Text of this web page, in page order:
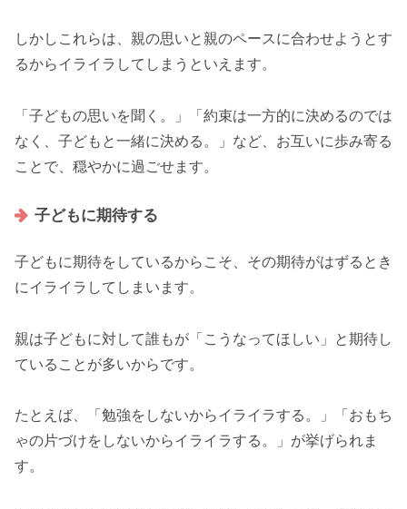
しかしこれらは、親の思いと親のペースに合わせようとす
るからイライラしてしまうといえます。
「子どもの思いを聞く。」「約束は一方的に決めるのでは
なく、子どもと一緒に決める。」など、お互いに歩み寄る
ことで、穏やかに過ごせます。
子どもに期待する
子どもに期待をしているからこそ、その期待がはずるとき
にイライラしてしまいます。
親は子どもに対して誰もが「こうなってほしい」と期待し
ていることが多いからです。
たとえば、「勉強をしないからイライラする。」「おもち
ゃの片づけをしないからイライラする。」が挙げられま
す。